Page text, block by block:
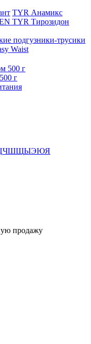
TYR Анамикс
TYR Тирозидон
подгузники-трусики
Waist
г
ЧШЩЫЭЮЯ
продажу